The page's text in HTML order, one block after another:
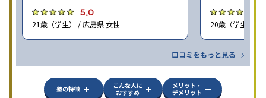
5.0
21歳（学生） / 広島県 女性 20歳（学生） /
口コミをもっと見る
塾の特徴
こんな人に
おすすめ
メリット・
デメリット